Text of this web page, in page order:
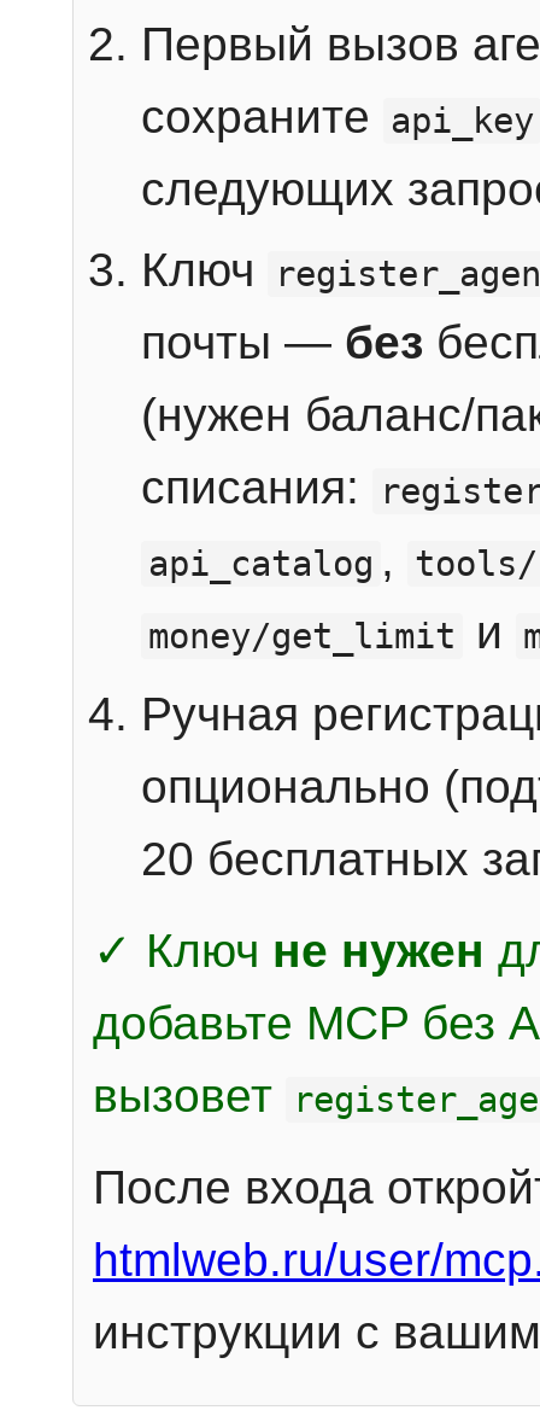
Первый вызов
сохраните
api_key
следующих
Ключ
почты — без
(нужен баланс/
списания:
api_catalog ,
money/get_limit
и
Ручная
опционально
20 бесплатных
✓ Ключ не нужен
добавьте MCP без
вызовет
После входа
htmlweb.ru/user/
инструкции с